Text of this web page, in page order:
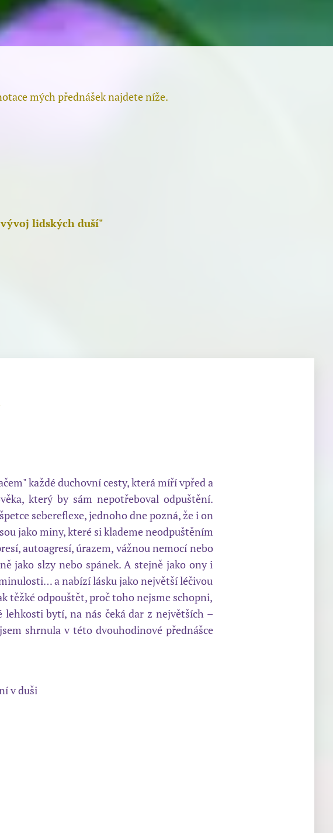
mých přednášek najdete níže.
lidských duší"
každé duchovní cesty, která míří vpřed a
který by sám nepotřeboval odpuštění.
sebereflexe, jednoho dne pozná, že i on
jako miny, které si klademe neodpuštěním
autoagresí, úrazem, vážnou nemocí nebo
jako slzy nebo spánek. A stejně jako ony i
a nabízí lásku jako největší léčivou
těžké odpouštět, proč toho nejsme schopni,
bytí, na nás čeká dar z největších –
shrnula v této dvouhodinové přednášce
v duši